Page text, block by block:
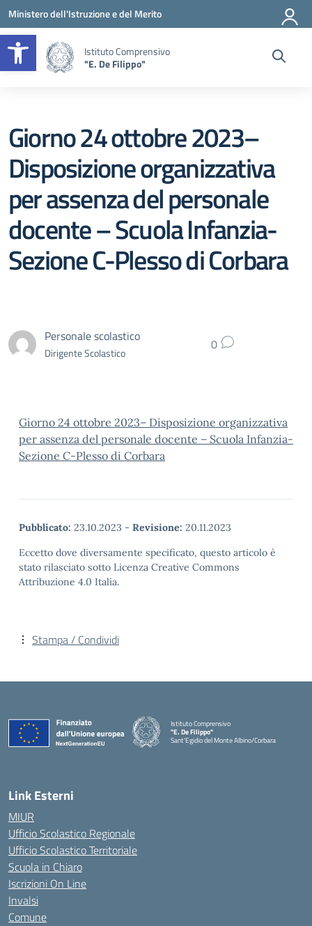
Apri la barra degli strumenti
Vai ai contenuti
Vai al menu di navigazione
Vai al footer
Ministero dell'Istruzione e del Merito
Istituto Comprensivo
"E. De Filippo"
Giorno 24 ottobre 2023–
Disposizione organizzativa
per assenza del personale
docente – Scuola Infanzia-
Sezione C-Plesso di Corbara
Personale scolastico
Dirigente Scolastico 0
Giorno 24 ottobre 2023– Disposizione organizzativa
per assenza del personale docente – Scuola Infanzia-
Sezione C-Plesso di Corbara
Pubblicato: 23.10.2023 - Revisione: 20.11.2023
Eccetto dove diversamente specificato, questo articolo è
stato rilasciato sotto Licenza Creative Commons
Attribuzione 4.0 Italia.
Stampa / Condividi
Istituto Comprensivo
"E. De Filippo"
Sant'Egidio del Monte Albino/Corbara
Link Esterni
MIUR
Ufficio Scolastico Regionale
Ufficio Scolastico Territoriale
Scuola in Chiaro
Iscrizioni On Line
Invalsi
Comune